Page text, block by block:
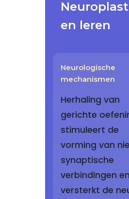
en leren
Neurologische
mechanismen
Herhaling van
gerichte
stimuleert de
vorming van
synaptische
verbindingen en
versterkt de